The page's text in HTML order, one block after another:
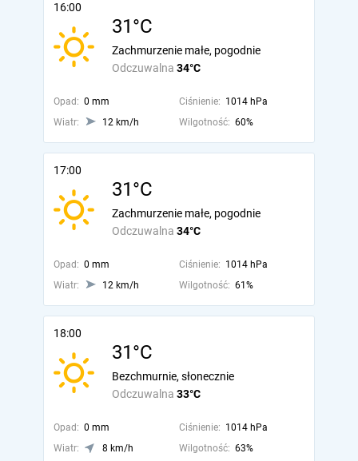
16:00
31°C
Odczuwalna 34°C
Zachmurzenie małe, pogodnie
Opad: 0 mm Ciśnienie: 1014 hPa
Wiatr:
12 km/h Wilgotność: 60%
17:00
31°C
Odczuwalna 34°C
Zachmurzenie małe, pogodnie
Opad: 0 mm Ciśnienie: 1014 hPa
Wiatr:
12 km/h Wilgotność: 61%
18:00
31°C
Odczuwalna 33°C
Bezchmurnie, słonecznie
Opad: 0 mm Ciśnienie: 1014 hPa
Wiatr:
8 km/h Wilgotność: 63%